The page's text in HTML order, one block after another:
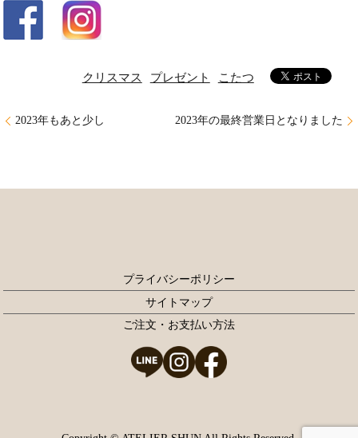
クリスマス プレゼント こたつ
2023年もあと少し 2023年の最終営業日となりました
プライバシーポリシー
サイトマップ
ご注文・お支払い方法